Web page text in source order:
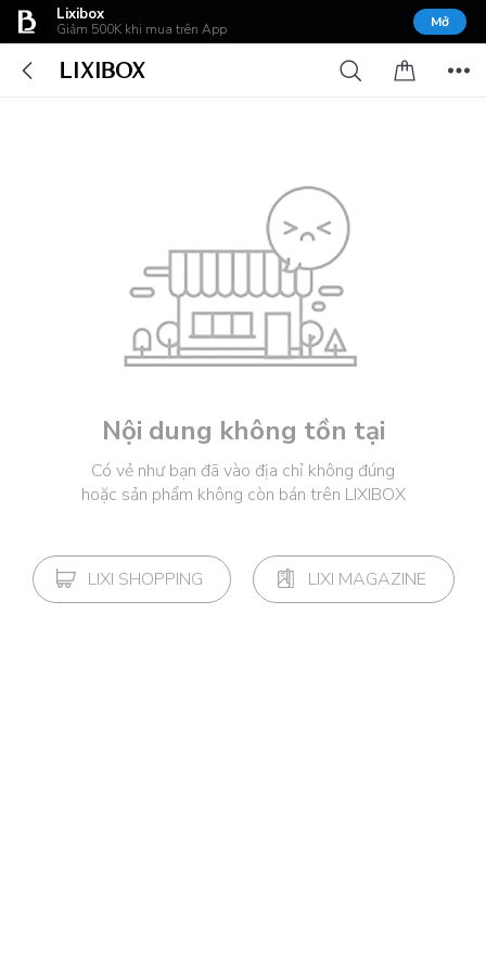
Lixibox
Giảm 500K khi mua trên App Mở
Nội dung không tồn tại
Có vẻ như bạn đã vào địa chỉ không đúng
hoặc sản phẩm không còn bán trên LIXIBOX
LIXI SHOPPING LIXI MAGAZINE